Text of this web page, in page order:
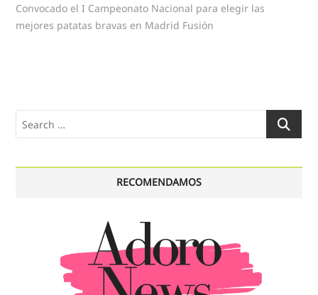
post:
Convocado el I Campeonato Nacional para elegir las
mejores patatas bravas en Madrid Fusión
Search
…
RECOMENDAMOS